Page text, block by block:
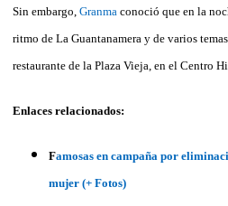
Sin embargo, Granma conoció que en la
ritmo de La Guantanamera y de varios
restaurante de la Plaza Vieja, en el Centro
Enlaces relacionados:
Famosas en campaña por
mujer (+ Fotos)